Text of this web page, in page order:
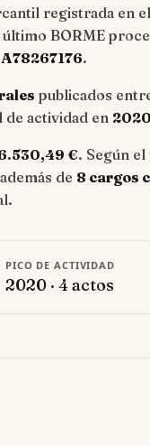
registrada en
BORME
A78267176.
publicados
de actividad en 2020
€. Según
de 8 cargos
PICO DE ACTIVIDAD
2020 · 4 actos